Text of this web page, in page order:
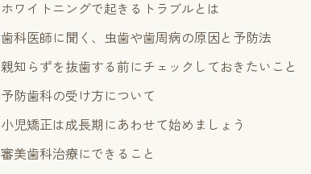
ホワイトニングで起きるトラブルとは
歯科医師に聞く、虫歯や歯周病の原因と予防法
親知らずを抜歯する前にチェックしておきたいこと
予防歯科の受け方について
小児矯正は成長期にあわせて始めましょう
審美歯科治療にできること